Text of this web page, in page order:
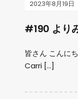
2023年8月19日
#190 より
皆さん こんに
Carri […]